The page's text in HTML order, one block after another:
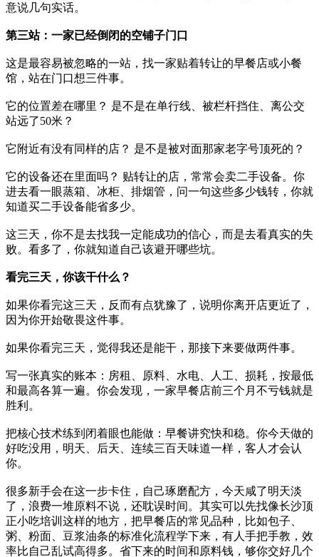
意说几句实话。
第三站：一家已经倒闭的空铺子门口
这是最容易被忽略的一站，找一家贴着转让的早餐店或小餐
馆，站在门口想三件事。
它的位置差在哪里？ 是不是在单行线、被栏杆挡住、离公交
站远了50米？
它附近有没有同样的店？ 是不是被对面那家老字号顶死的？
它的设备还在里面吗？ 贴转让的店，常常会卖二手设备。你
进去看一眼蒸箱、冰柜、排烟管，问一句这些多少钱转，你就
知道买二手设备能省多少。
这三天，你不是去找我一定能成功的信心，而是去看真实的失
败。看多了，你就知道自己该避开哪些坑。
看完三天，你该干什么？
如果你看完这三天，反而有点犹豫了，说明你离开店更近了，
因为你开始敬畏这件事。
如果你看完三天，觉得我还是能干，那接下来要做两件事。
写一张真实的账本：房租、原料、水电、人工、损耗，按最低
和最高各算一遍。你会发现，一家早餐店前三个月不亏钱就是
胜利。
把核心技术练到闭着眼也能做：早餐讲究快和稳。你今天做的
好吃没用，明天、后天、连续三百天味道一样，客人才会认
你。
很多新手会在这一步卡住，自己琢磨配方，今天咸了明天淡
了，浪费一堆原料不说，还耽误时间。其实可以先找像长沙顶
正小吃培训这样的地方，把早餐店的常见品种，比如包子、
粥、粉面、豆浆油条的标准化流程学下来，有人手把手教，效
率比自己乱试高得多。省下来的时间和原料钱，够你交好几个